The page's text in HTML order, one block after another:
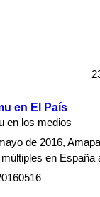
en El País
en los medios
de 2016,
en